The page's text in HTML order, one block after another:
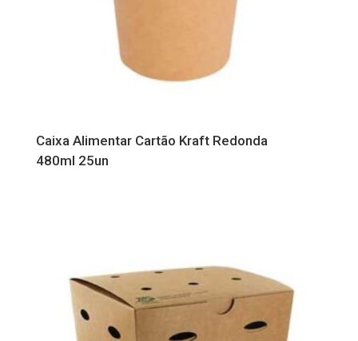
Caixa Alimentar Cartão Kraft Redonda
480ml 25un